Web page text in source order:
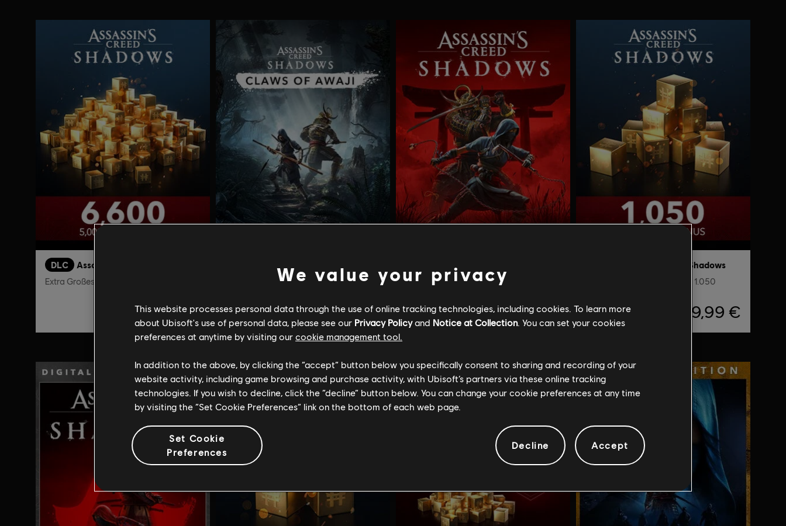
DLC Assassin's Creed Shadows
Extra Großes Paket Helix-Credits - 6.600
49,99 €
Die Klauen von Awaji
24,99 €
Standard Edition
69,99 €
Assassin's Creed Shadows
Kleines Paket Helix-Credits - 1.050
9,99 €
We value your privacy
This website processes personal data through the use of online tracking technologies, including cookies. To learn more
about Ubisoft's use of personal data, please see our Privacy Policyand Notice at Collection. You can set your cookies
preferences at anytime by visiting our cookie management tool.
In addition to the above, by clicking the “accept” button below you specifically consent to sharing and recording of your
website activity, including game browsing and purchase activity, with Ubisoft’s partners via these online tracking
technologies. If you wish to decline, click the “decline” button below. You can change your cookie preferences at any time
by visiting the “Set Cookie Preferences” link on the bottom of each web page.
Set Cookie
Preferences
Decline Accept